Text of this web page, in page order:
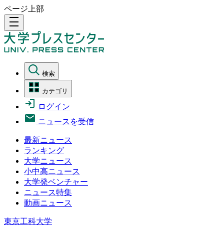
ページ上部
density_medium
検索
カテゴリ
ログイン
ニュースを受信
最新ニュース
ランキング
大学ニュース
小中高ニュース
大学発ベンチャー
ニュース特集
動画ニュース
東京工科大学